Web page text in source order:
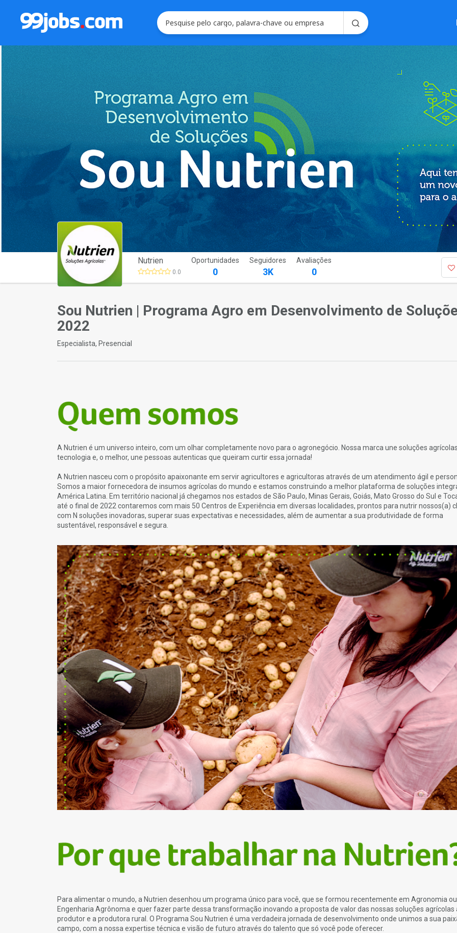
Soluções para
Gerencie
forma
Nutrien
0.0
Oportunidades
0
Seguidores
3K
Avaliações
0
Sou Nutrien | Programa Agro em Desenvolvimento de
2022
Especialista, Presencial
A Nutrien é um universo inteiro, com um olhar completamente novo para o agronegócio. Nossa marca une soluções
tecnologia e, o melhor, une pessoas autenticas que queiram curtir essa jornada!
A Nutrien nasceu com o propósito apaixonante em servir agricultores e agricultoras através de um atendimento ágil e
Somos a maior fornecedora de insumos agrícolas do mundo e estamos construindo a melhor plataforma de soluções
América Latina. Em território nacional já chegamos nos estados de São Paulo, Minas Gerais, Goiás, Mato Grosso do Sul e
até o final de 2022 contaremos com mais 50 Centros de Experiência em diversas localidades, prontos para nutrir nossos(a)
com N soluções inovadoras, superar suas expectativas e necessidades, além de aumentar a sua produtividade de forma
sustentável, responsável e segura.
Para alimentar o mundo, a Nutrien desenhou um programa único para você, que se formou recentemente em Agronomia ou
Engenharia Agrônoma e quer fazer parte dessa transformação inovando a proposta de valor das nossas soluções agrícolas
produtor e a produtora rural. O Programa Sou Nutrien é uma verdadeira jornada de desenvolvimento onde unimos a sua
campo, com a nossa expertise técnica e visão de futuro através do talento que só você pode oferecer.